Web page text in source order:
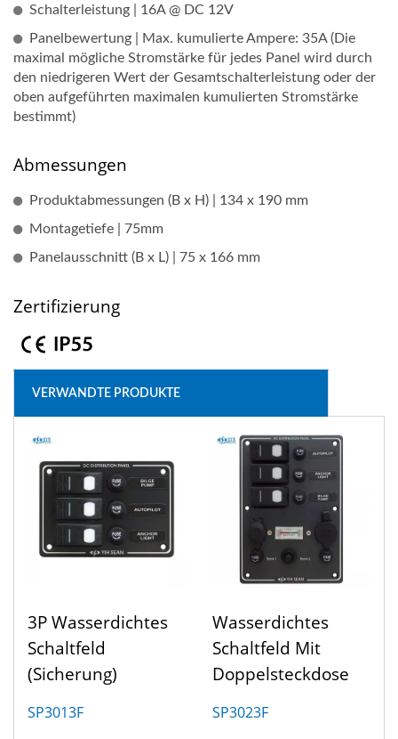
Schalterleistung | 16A @ DC 12V
Panelbewertung | Max. kumulierte Ampere: 35A (Die
maximal mögliche Stromstärke für jedes Panel wird durch
den niedrigeren Wert der Gesamtschalterleistung oder der
oben aufgeführten maximalen kumulierten Stromstärke
bestimmt)
Abmessungen
Produktabmessungen (B x H) | 134 x 190 mm
Montagetiefe | 75mm
Panelausschnitt (B x L) | 75 x 166 mm
Zertifizierung
VERWANDTE PRODUKTE
3P Wasserdichtes
Schaltfeld
(Sicherung)
SP3013F
Wasserdichtes
Schaltfeld Mit
Doppelsteckdose
SP3023F